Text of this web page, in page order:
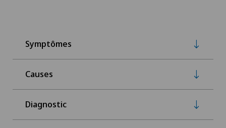
Symptômes
Causes
Diagnostic